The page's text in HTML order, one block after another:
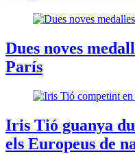
Dues noves
París
Iris Tió guanya
els Europeus de